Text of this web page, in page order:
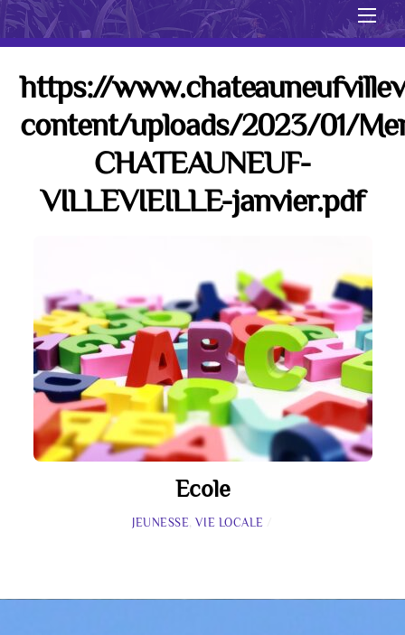
https://
content/uploads/2023/01/
CHATEAUNEUF-
VILLEVIEILLE-janvier.pdf
Ecole
JEUNESSE ,VIE LOCALE